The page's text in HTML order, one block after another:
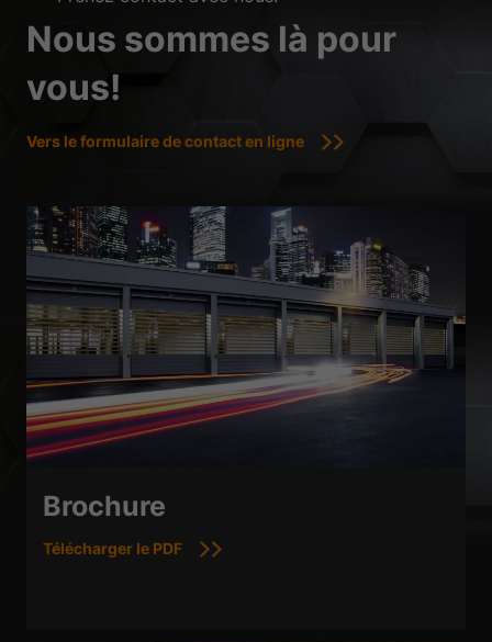
Nous sommes là pour
vous!
Vers le formulaire de contact en ligne
Brochure
Télécharger le PDF